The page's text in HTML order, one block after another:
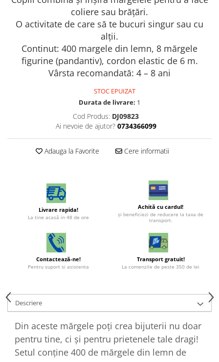
coliere sau brățări.
O activitate de care să te bucuri singur sau cu
alții.
Continut: 400 margele din lemn, 8 mărgele
figurine (pandantiv), cordon elastic de 6 m.
Vârsta recomandată: 4 – 8 ani
STOC EPUIZAT
Durata de livrare: 1
Cod Produs: DJ09823
Ai nevoie de ajutor? 0734366099
Adauga la Favorite Cere informatii
Livrare rapida!
La tine acasă in 48 de ore
Achită cu cardul!
şi beneficiezi de reducere la taxa de
transport.
Contactează-ne!
Pentru suport si asistenta
Transport gratuit!
La comenzile de peste 350 de lei
Descriere
Din aceste mărgele poți crea bijuterii nu doar
pentru tine, ci și pentru prietenele tale dragi!
Setul conține 400 de mărgele din lemn de